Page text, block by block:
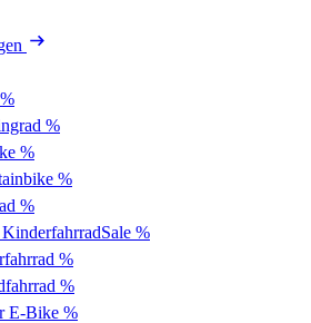
%
%
%
%
Sale %
%
%
E-Bike %